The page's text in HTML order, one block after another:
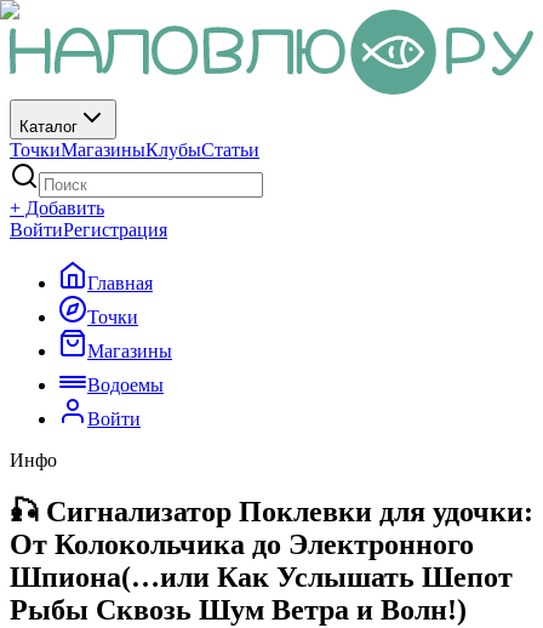
Каталог
ТочкиМагазиныКлубыСтатьи
+ Добавить
ВойтиРегистрация
Главная
Точки
Магазины
Водоемы
Войти
Инфо
🎣 Сигнализатор Поклевки для удочки:
От Колокольчика до Электронного
Шпиона(…или Как Услышать Шепот
Рыбы Сквозь Шум Ветра и Волн!)